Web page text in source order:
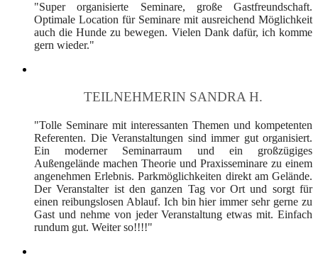
"Super organisierte Seminare, große Gastfreundschaft.
Optimale Location für Seminare mit ausreichend Möglichkeit
auch die Hunde zu bewegen. Vielen Dank dafür, ich komme
gern wieder."
TEILNEHMERIN SANDRA H.
"Tolle Seminare mit interessanten Themen und kompetenten
Referenten. Die Veranstaltungen sind immer gut organisiert.
Ein moderner Seminarraum und ein großzügiges
Außengelände machen Theorie und Praxisseminare zu einem
angenehmen Erlebnis. Parkmöglichkeiten direkt am Gelände.
Der Veranstalter ist den ganzen Tag vor Ort und sorgt für
einen reibungslosen Ablauf. Ich bin hier immer sehr gerne zu
Gast und nehme von jeder Veranstaltung etwas mit. Einfach
rundum gut. Weiter so!!!!"